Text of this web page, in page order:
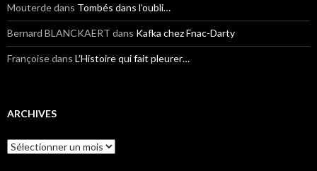
Mouterdedans Tombés dans l’oubli…
Bernard BLANCKAERT dans Kafka chez Fnac-Darty
Françoisedans L’Histoire qui fait pleurer…
ARCHIVES
Archives